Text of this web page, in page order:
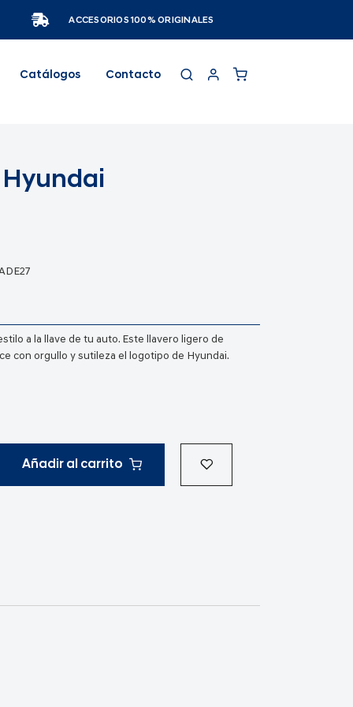
ACCESORIOS 100% ORIGINALES
Catálogos Contacto
a la llave de tu auto. Este llavero ligero de
con orgullo y sutileza el logotipo de Hyundai.
Añadir al carrito